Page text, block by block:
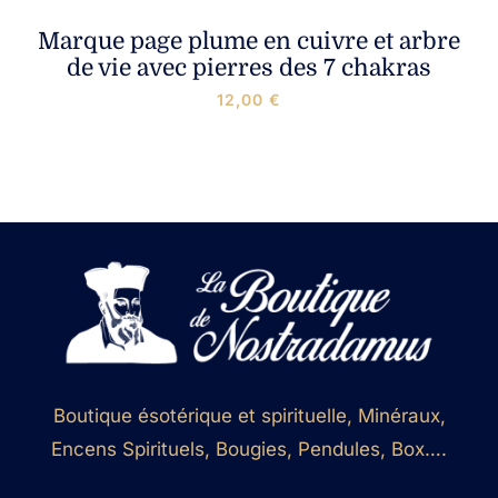
Marque page plume en cuivre et arbre
de vie avec pierres des 7 chakras
12,00 €
Boutique ésotérique et spirituelle, Minéraux,
Encens Spirituels, Bougies, Pendules, Box….